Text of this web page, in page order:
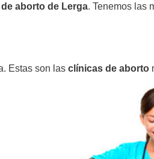
aborto de Lerga. Tenemos las
Estas son las clínicas de aborto